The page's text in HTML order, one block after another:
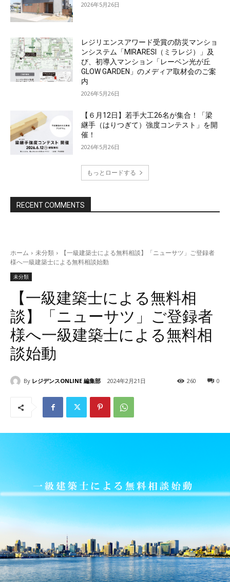
2026年5月26日
レジリエンスアワード受賞の防災マンショ
ンシステム「MIRARESI（ミラレジ）」及
び、初導入マンション「レーベン光が丘
GLOW GARDEN」のメディア取材会のご案
内
2026年5月26日
【６月12日】若手大工26名が集合！「梁
継手（はりつぎて）強度コンテスト」を開
催！
2026年5月26日
もっとロードする
RECENT COMMENTS